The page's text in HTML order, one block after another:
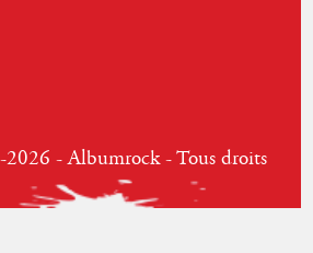
- Albumrock - Tous droits